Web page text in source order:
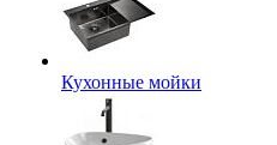
Кухонные мойки